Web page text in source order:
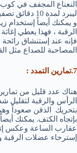
النعناع المجفف في
ليبرد لمدة
و يمكنك أيضاً إستخدام
الرقبة ، فهذا يعطي
فإنه عند إستنشاق
المصاحبة للصداع مثل
7.تمارين التمدد :
هناك عدد قليل من
الرأس والرقبة لتقليل
بتحريك الذقن صعوداً
بإتجاه الكتف. يمكنك
عقارب الساعة وعكس
إسترخاء عضلات الرقبة